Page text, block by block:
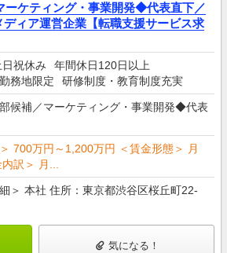
ーケティング・事業開発◆代表直下／
ディア運営企業【転職支援サービス求
日祝休み
年間休日120日以上
務地限定
研修制度・教育制度充実
部候補／マーケティング・事業開発◆代表
700万円～1,200万円 ＜賃金形態＞ 月
訳＞ 月...
＞ 本社 住所：東京都渋谷区桜丘町22-
気になる！